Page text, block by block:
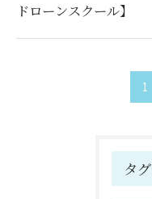
ドローンスクール】
1
タグ